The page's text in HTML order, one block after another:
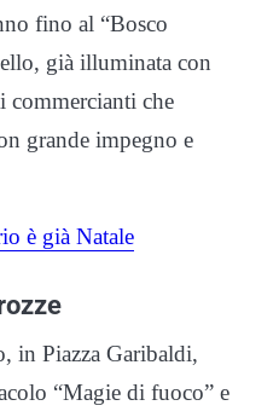
fino al “Bosco
già illuminata con
commercianti che
grande impegno e
è già Natale
in Piazza Garibaldi,
“Magie di fuoco” e